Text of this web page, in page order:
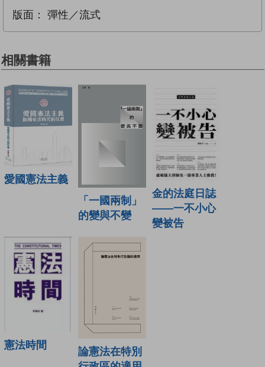
版面： 彈性／流式
相關書籍
愛國憲法主義
「一國兩制」
的變與不變
金的法庭日誌
——一不小心
變被告
憲法時間
論憲法在特別